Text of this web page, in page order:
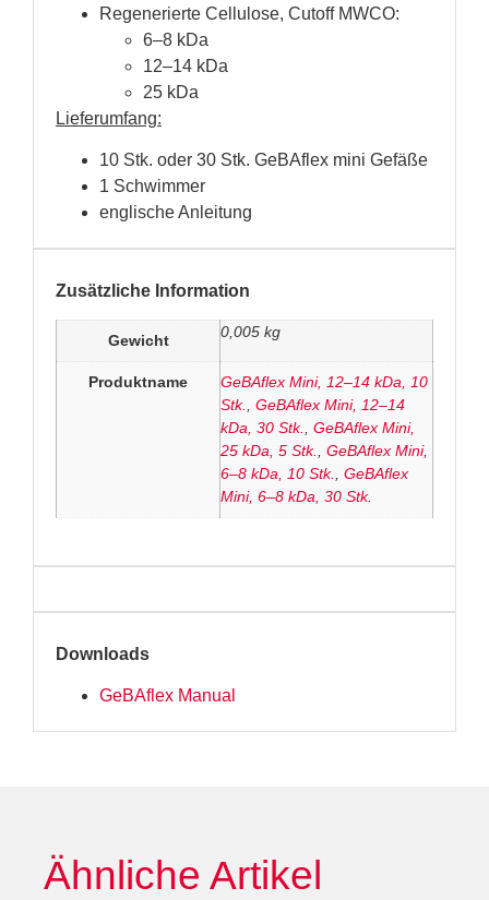
Regenerierte Cellulose, Cutoff MWCO:
6–8 kDa
12–14 kDa
25 kDa
Lieferumfang:
10 Stk. oder 30 Stk. GeBAflex mini Gefäße
1 Schwimmer
englische Anleitung
Zusätzliche Information
Gewicht 0,005 kg
Produktname
GeBAflex Mini, 12–14 kDa, 10
Stk.
GeBAflex Mini, 12–14
kDa, 30 Stk.
GeBAflex Mini,
25 kDa, 5 Stk.
GeBAflex Mini,
6–8 kDa, 10 Stk.
GeBAflex
Mini, 6–8 kDa, 30 Stk.
Downloads
GeBAflex Manual
Ähnliche Artikel